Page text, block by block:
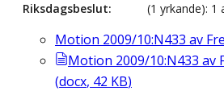
Riksdagsbeslut
(1 yrkande): 1
Motion 2009/10:N433 av
Motion 2009/10:N433 av
(docx, 42 KB)